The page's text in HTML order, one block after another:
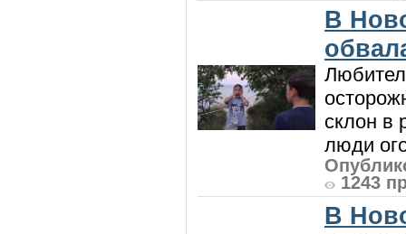
В
склон в
люди
1243
В